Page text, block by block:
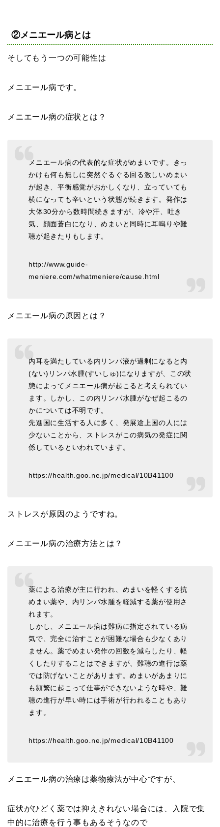
②メニエール病とは
そしてもう一つの可能性は
メニエール病です。
メニエール病の症状とは？
メニエール病の代表的な症状がめまいです。きっ
かけも何も無しに突然ぐるぐる回る激しいめまい
が起き、平衡感覚がおかしくなり、立っていても
横になっても辛いという状態が続きます。発作は
大体30分から数時間続きますが、冷や汗、吐き
気、顔面蒼白になり、めまいと同時に耳鳴りや難
聴が起きたりもします。
http://www.guide-
meniere.com/whatmeniere/cause.html
メニエール病の原因とは？
内耳を満たしている内リンパ液が過剰になると内
(ない)リンパ水腫(すいしゅ)になりますが、この状
態によってメニエール病が起こると考えられてい
ます。しかし、この内リンパ水腫がなぜ起こるの
かについては不明です。
先進国に生活する人に多く、発展途上国の人には
少ないことから、ストレスがこの病気の発症に関
係しているといわれています。
https://health.goo.ne.jp/medical/10B41100
ストレスが原因のようですね。
メニエール病の治療方法とは？
薬による治療が主に行われ、めまいを軽くする抗
めまい薬や、内リンパ水腫を軽減する薬が使用さ
れます。
しかし、メニエール病は難病に指定されている病
気で、完全に治すことが困難な場合も少なくあり
ません。薬でめまい発作の回数を減らしたり、軽
くしたりすることはできますが、難聴の進行は薬
では防げないことがあります。めまいがあまりに
も頻繁に起こって仕事ができないような時や、難
聴の進行が早い時には手術が行われることもあり
ます。
https://health.goo.ne.jp/medical/10B41100
メニエール病の治療は薬物療法が中心ですが、
症状がひどく薬では抑えきれない場合には、入院で集
中的に治療を行う事もあるそうなので